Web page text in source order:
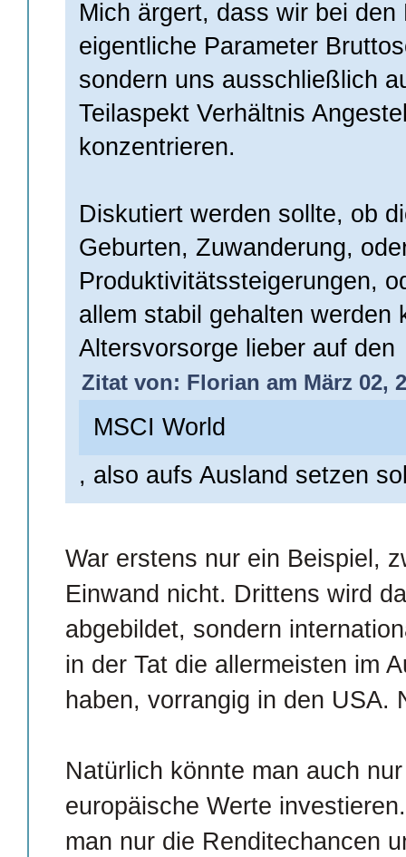
Mich ärgert, dass wir bei
eigentliche Parameter
sondern uns ausschließlich
Teilaspekt Verhältnis
konzentrieren.
Diskutiert werden sollte, ob
Geburten, Zuwanderung,
Produktivitätssteigerungen,
allem stabil gehalten werden
Altersvorsorge lieber auf den
Zitat von: Florian am März 02,
MSCI World
, also aufs Ausland setzen
War erstens nur ein Beispiel,
Einwand nicht. Drittens wird
abgebildet, sondern
in der Tat die allermeisten im
haben, vorrangig in den USA.
Natürlich könnte man auch
europäische Werte
man nur die Renditechancen